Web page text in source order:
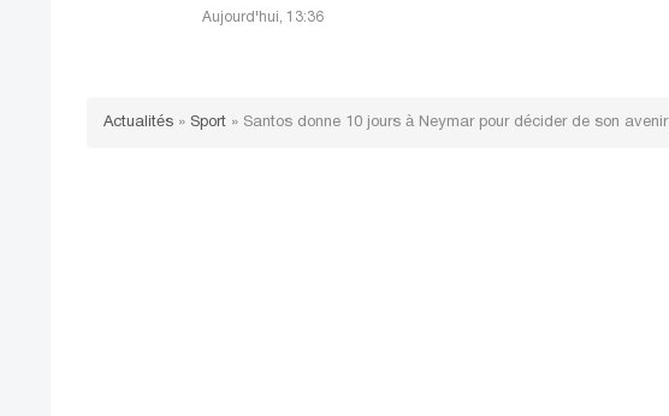
Aujourd'hui, 13:36
Actualités » Sport » Santos donne 10 jours à Neymar pour décider de son avenir